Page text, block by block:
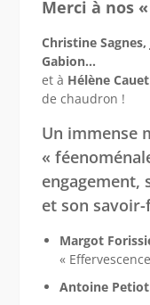
Merci à nos
Christine
Gabion…
et à Hélène Cauet
de chaudron !
Un immense
«
engagement,
et son
Margot
«
Antoine